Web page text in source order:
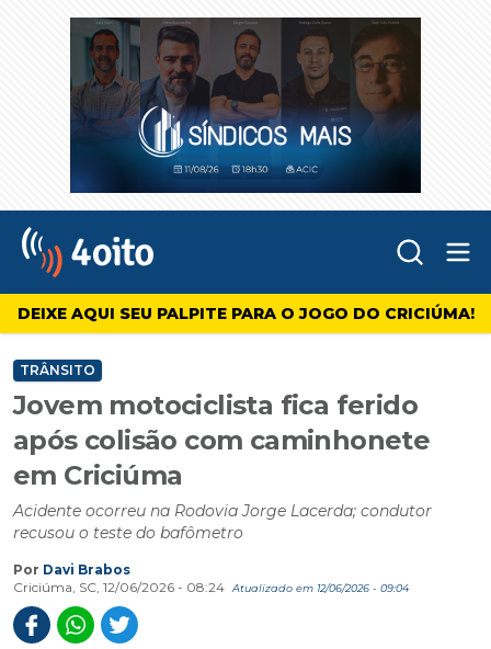
4oito
DEIXE AQUI SEU PALPITE PARA O JOGO DO CRICIÚMA!
TRÂNSITO
Jovem motociclista fica ferido
após colisão com caminhonete
em Criciúma
Acidente ocorreu na Rodovia Jorge Lacerda; condutor
recusou o teste do bafômetro
Por Davi Brabos
Criciúma, SC, 12/06/2026 - 08:24
Atualizado em 12/06/2026 - 09:04